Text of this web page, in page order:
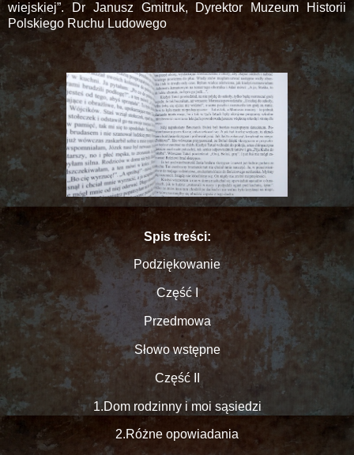
wiejskiej”. Dr Janusz Gmitruk, Dyrektor Muzeum Historii
Polskiego Ruchu Ludowego
Spis treści:
Podziękowanie
Część I
Przedmowa
Słowo wstępne
Część II
1.Dom rodzinny i moi sąsiedzi
2.Różne opowiadania